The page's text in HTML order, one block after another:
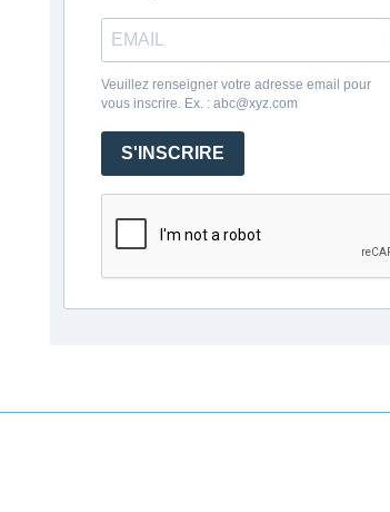
Veuillez renseigner votre adresse email pour
vous inscrire. Ex. : abc@xyz.com
S'INSCRIRE